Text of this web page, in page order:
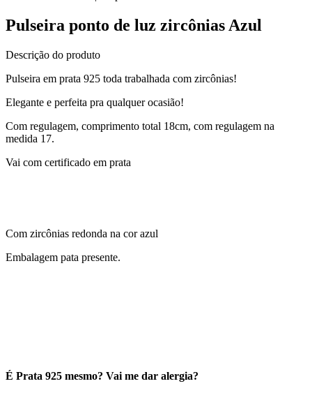
Pulseira ponto de luz zircônias Azul
Descrição do produto
Pulseira em prata 925 toda trabalhada com zircônias!
Elegante e perfeita pra qualquer ocasião!
Com regulagem, comprimento total 18cm, com regulagem na
medida 17.
Vai com certificado em prata
Com zircônias redonda na cor azul
Embalagem pata presente.
É Prata 925 mesmo? Vai me dar alergia?